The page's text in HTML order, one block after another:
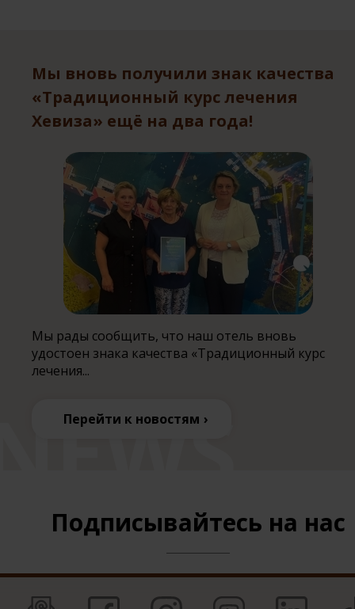
Мы вновь получили знак качества
«Традиционный курс лечения
Хевиза» ещё на два года!
Мы рады сообщить, что наш отель вновь
удостоен знака качества «Традиционный курс
лечения...
Перейти к новостям
Подписывайтесь на нас